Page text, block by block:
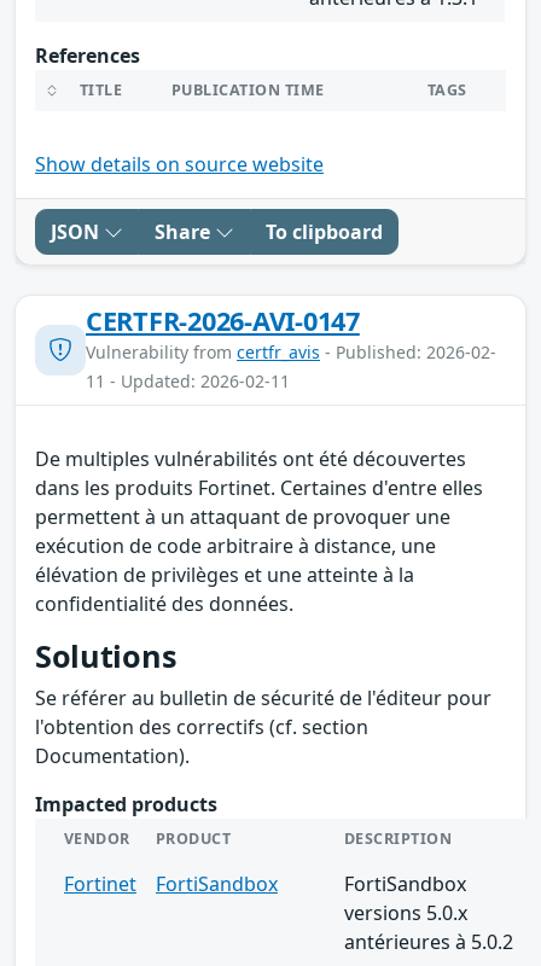
References
TITLE PUBLICATION TIME TAGS
Show details on source website
JSON Share To clipboard
CERTFR-2026-AVI-0147
Vulnerability from certfr_avis - Published: 2026-02-
11 - Updated: 2026-02-11
De multiples vulnérabilités ont été découvertes
dans les produits Fortinet. Certaines d'entre elles
permettent à un attaquant de provoquer une
exécution de code arbitraire à distance, une
élévation de privilèges et une atteinte à la
confidentialité des données.
Solutions
Se référer au bulletin de sécurité de l'éditeur pour
l'obtention des correctifs (cf. section
Documentation).
Impacted products
VENDOR PRODUCT DESCRIPTION
Fortinet FortiSandbox
FortiSandbox
versions 5.0.x
antérieures à 5.0.2